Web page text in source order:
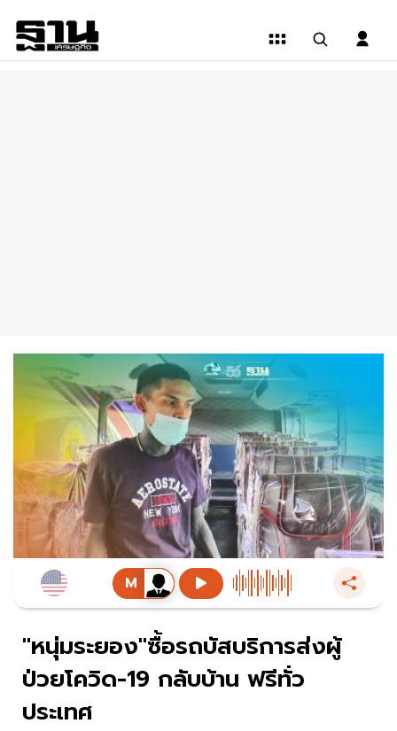
"หนุ่มระยอง"ซื้อรถบัสบริการส่งผู้
ป่วยโควิด-19 กลับบ้าน ฟรีทั่ว
ประเทศ